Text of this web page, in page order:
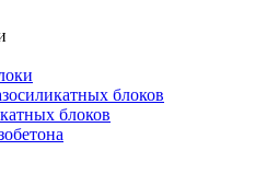
блоков
блоков